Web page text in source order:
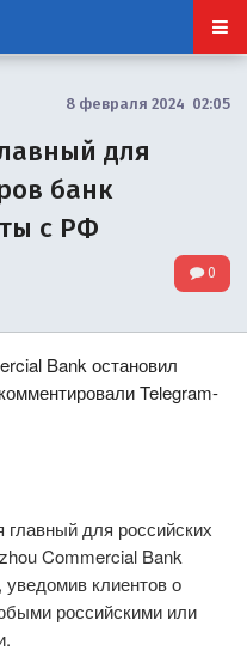
8 февраля 2024 02:05
для
банк
с РФ
0
Bank остановил
Telegram-
главный для российских
Commercial Bank
клиентов о
российскими или